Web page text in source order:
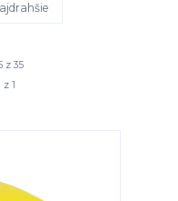
z 35
z 1